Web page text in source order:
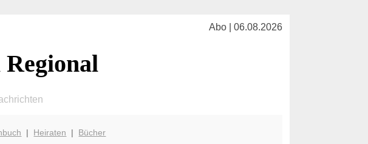
Abo | 06.08.2026
Regional
| Heiraten | Bücher